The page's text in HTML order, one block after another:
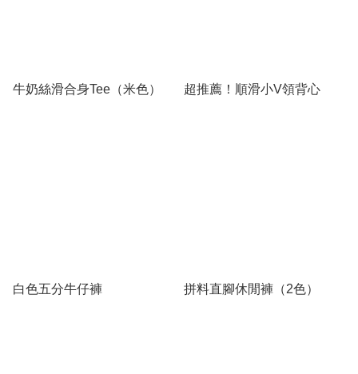
牛奶絲滑合身Tee（米色） 超推薦！順滑小V領背心
白色五分牛仔褲 拼料直腳休閒褲（2色）